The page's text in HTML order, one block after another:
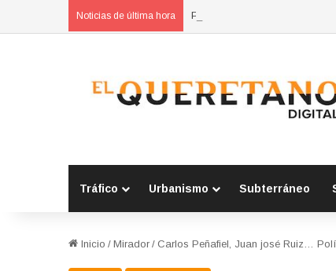
Noticias de última hora POES asegura vehículo
Tráfico Urbanismo Subterráneo
Inicio / Mirador / Carlos Peñafiel, Juan josé Ruiz…